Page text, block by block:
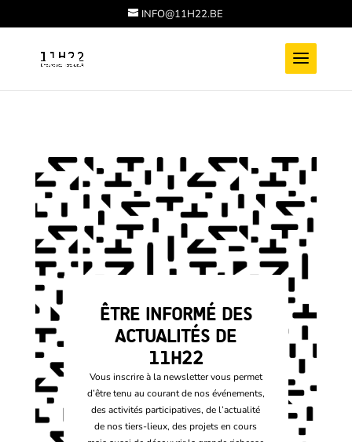
INFO@11H22.BE
ÊTRE INFORMÉ DES
ACTUALITÉS DE
11H22
Vous inscrire à la newsletter vous permet
d’être tenu au courant de nos événements,
des activités participatives, de l’actualité
de nos tiers-lieux, des projets en cours